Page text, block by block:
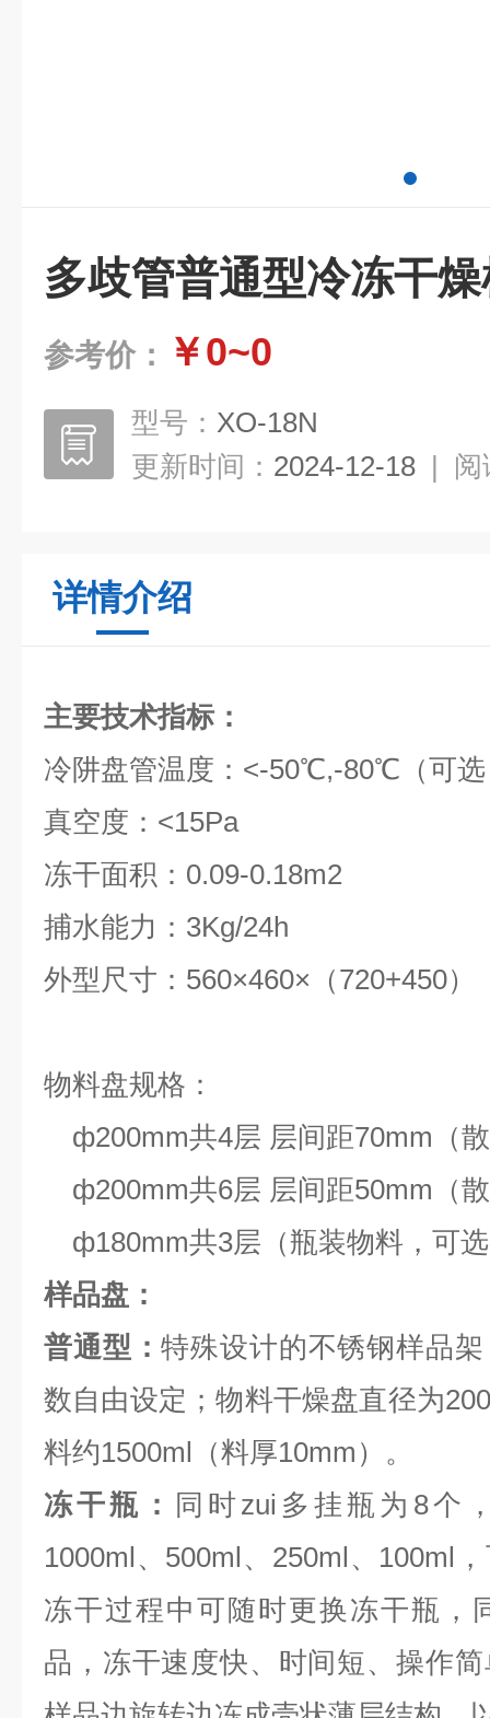
多歧管普通型冷冻干
参考价： ￥0~0
型号： XO-18N
更新时间： 2024-12-18 | 阅
详情介绍
主要技术指标：
冷阱盘管温度：<-50℃,-80℃（可
真空度：<15Pa
冻干面积：0.09-0.18m2
捕水能力：3Kg/24h
外型尺寸：560×460×（720+450）
物料盘规格：
ф200mm共4层 层间距70mm（
ф200mm共6层 层间距50mm（
ф180mm共3层（瓶装物料，可
样品盘：
普通型：特殊设计的不锈钢样品
数自由设定；物料干燥盘直径为
料约1500ml（料厚10mm）。
冻干瓶： 同时zui多挂瓶为8个
1000ml、500ml、250ml、100ml
冻干过程中可随时更换冻干瓶，
品，冻干速度快、时间短、操作